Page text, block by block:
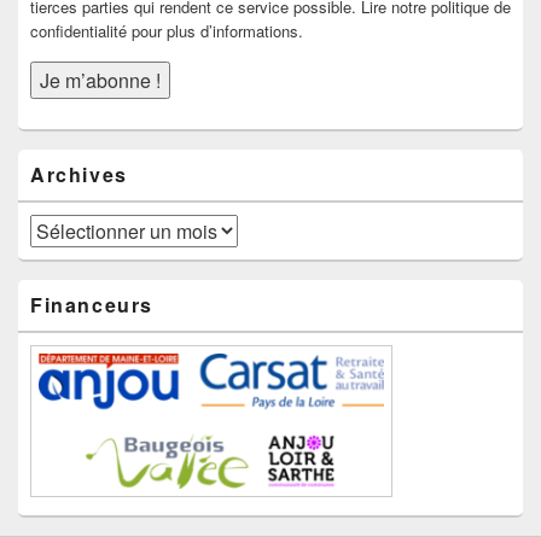
tierces parties qui rendent ce service possible. Lire notre politique de
confidentialité pour plus d’informations.
Archives
Archives
Financeurs